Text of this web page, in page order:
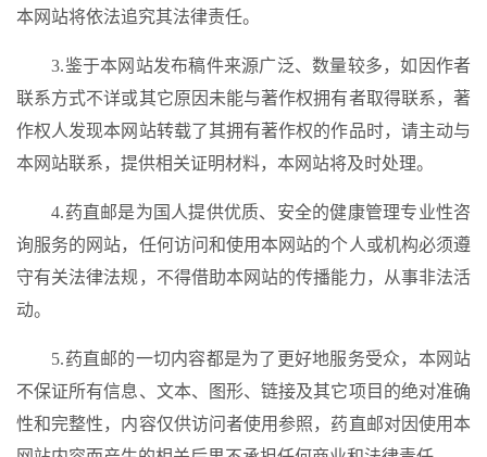
本网站将依法追究其法律责任。
3.鉴于本网站发布稿件来源广泛、数量较多，如因作者
联系方式不详或其它原因未能与著作权拥有者取得联系，著
作权人发现本网站转载了其拥有著作权的作品时，请主动与
本网站联系，提供相关证明材料，本网站将及时处理。
4.药直邮是为国人提供优质、安全的健康管理专业性咨
询服务的网站，任何访问和使用本网站的个人或机构必须遵
守有关法律法规，不得借助本网站的传播能力，从事非法活
动。
5.药直邮的一切内容都是为了更好地服务受众，本网站
不保证所有信息、文本、图形、链接及其它项目的绝对准确
性和完整性，内容仅供访问者使用参照，药直邮对因使用本